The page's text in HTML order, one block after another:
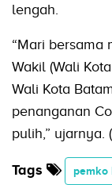
lengah.
“Mari bersama
Wakil (Wali
Wali Kota
penanganan
pulih,” ujarnya.
Tags pemko